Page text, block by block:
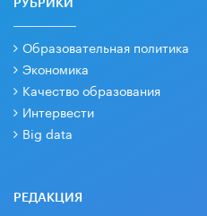
РУБРИКИ
Образовательная политика
Экономика
Качество образования
Интервести
Big data
РЕДАКЦИЯ